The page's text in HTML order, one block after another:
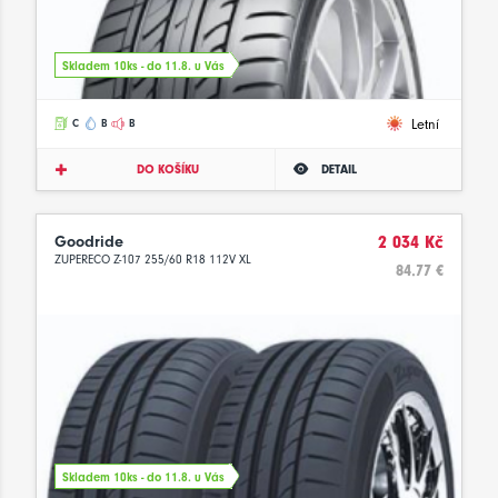
Skladem 10ks - do 11.8. u Vás
C B B Letní
DO KOŠÍKU DETAIL
Goodride
ZUPERECO Z-107 255/60 R18 112V XL
2 034 Kč
84.77 €
Skladem 10ks - do 11.8. u Vás